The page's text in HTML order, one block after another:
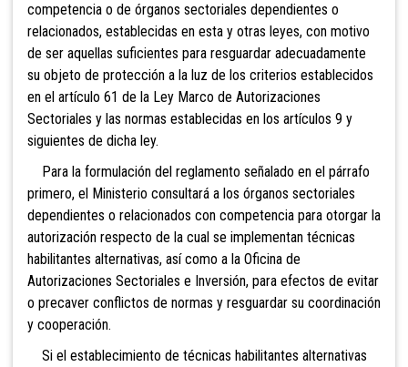
competencia o de órganos sectoriales dependientes o
relacionados, establecidas en esta y otras leyes, con motivo
de ser aquellas suficientes para resguardar adecuadamente
su objeto de protección a la luz de los criterios establecidos
en el artículo 61 de la Ley Marco de Autorizaciones
Sectoriales y las normas establecidas en los artículos 9 y
siguientes de dicha ley.
Para la formulación del reglamento señalado en el párrafo
primero, el Ministerio consultará a los órganos sectoriales
dependientes o relacionados con competencia para otorgar la
autorización respecto de la cual se implementan técnicas
habilitantes alternativas, así como a la Oficina de
Autorizaciones Sectoriales e Inversión, para efectos de evitar
o precaver conflictos de normas y resguardar su coordinación
y cooperación.
Si el establecimiento de técnicas habilitantes alternativas